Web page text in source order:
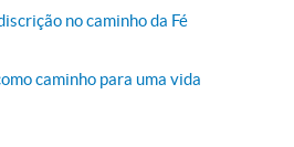
no caminho da Fé
caminho para uma vida